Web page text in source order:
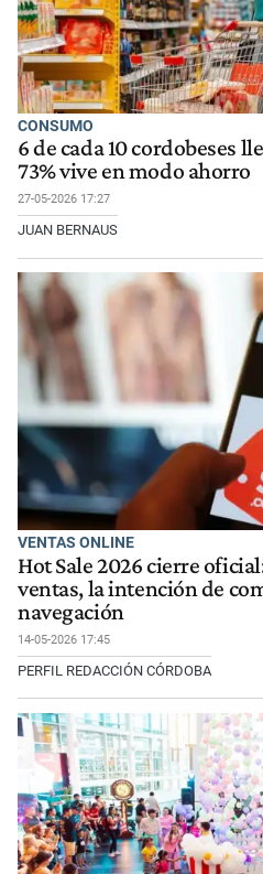
CONSUMO
6 de cada 10 cordobeses
73% vive en modo ahorro
27-05-2026 17:27
JUAN BERNAUS
VENTAS ONLINE
Hot Sale 2026 cierre
ventas, la intención de
navegación
14-05-2026 17:45
PERFIL REDACCIÓN CÓRDOBA